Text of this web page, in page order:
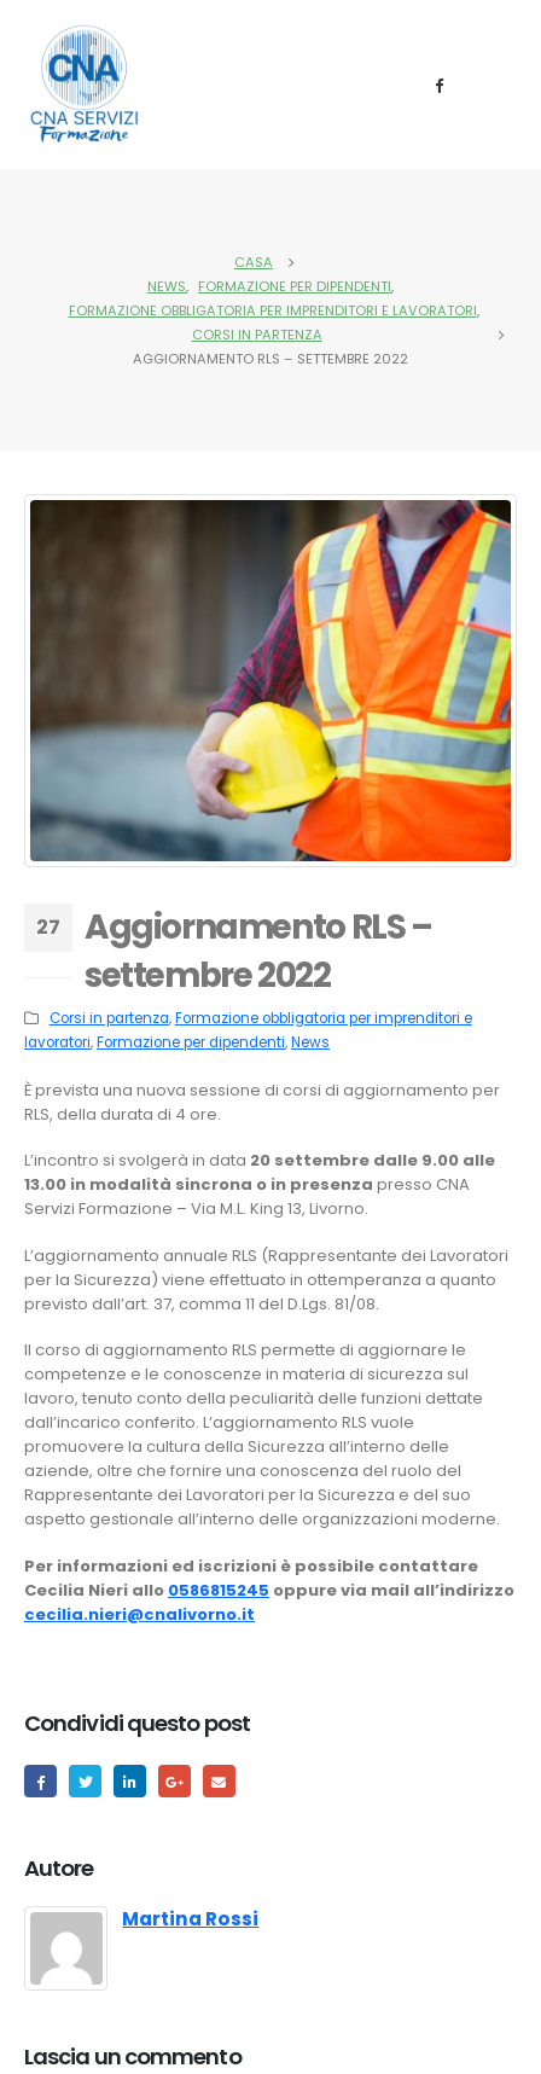
CASA
NEWS, FORMAZIONE PER DIPENDENTI,
FORMAZIONE OBBLIGATORIA PER IMPRENDITORI E LAVORATORI,
CORSI IN PARTENZA
AGGIORNAMENTO RLS – SETTEMBRE 2022
27
Aggiornamento RLS –
settembre 2022
Corsi in partenza,Formazione obbligatoria per imprenditori e
lavoratori,Formazione per dipendenti,News
È prevista una nuova sessione di corsi di aggiornamento per
RLS, della durata di 4 ore.
L’incontro si svolgerà in data 20 settembre dalle 9.00 alle
13.00 in modalità sincrona o in presenza presso CNA
Servizi Formazione – Via M.L. King 13, Livorno.
L’aggiornamento annuale RLS (Rappresentante dei Lavoratori
per la Sicurezza) viene effettuato in ottemperanza a quanto
previsto dall’art. 37, comma 11 del D.Lgs. 81/08.
Il corso di aggiornamento RLS permette di aggiornare le
competenze e le conoscenze in materia di sicurezza sul
lavoro, tenuto conto della peculiarità delle funzioni dettate
dall’incarico conferito. L’aggiornamento RLS vuole
promuovere la cultura della Sicurezza all’interno delle
aziende, oltre che fornire una conoscenza del ruolo del
Rappresentante dei Lavoratori per la Sicurezza e del suo
aspetto gestionale all’interno delle organizzazioni moderne.
Per informazioni ed iscrizioni è possibile contattare
Cecilia Nieri allo 0586815245 oppure via mail all’indirizzo
cecilia.nieri@cnalivorno.it
Condividi questo post
Autore
Martina Rossi
Lascia un commento